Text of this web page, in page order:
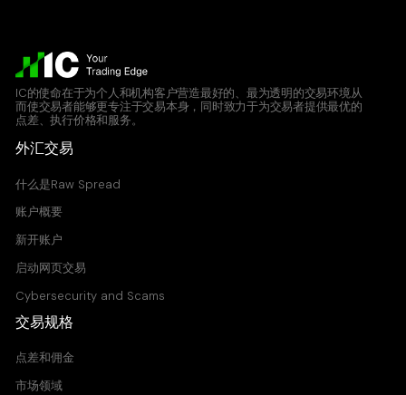
IC的使命在于为个人和机构客户营造最好的、最为透明的交易环境从
而使交易者能够更专注于交易本身，同时致力于为交易者提供最优的
点差、执行价格和服务。
外汇交易
什么是Raw Spread
账户概要
新开账户
启动网页交易
Cybersecurity and Scams
交易规格
点差和佣金
市场领域